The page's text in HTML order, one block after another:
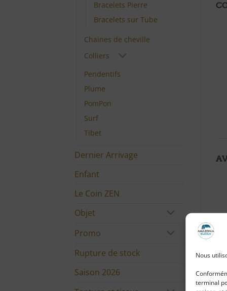
Nous
terminal
Bracelets Pierre
Bracelets sur Tube
Chaines de cheville
Colliers
Pendentifs
Plume
PomPon
Surf
Tibet
Dernier Arrivage
Enfant
Le Coin ZEN
Objet
Promo
Rupture de stock
Saison 2026